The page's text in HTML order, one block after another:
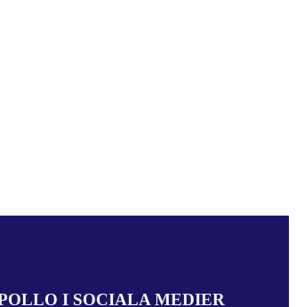
I SOCIALA MEDIER